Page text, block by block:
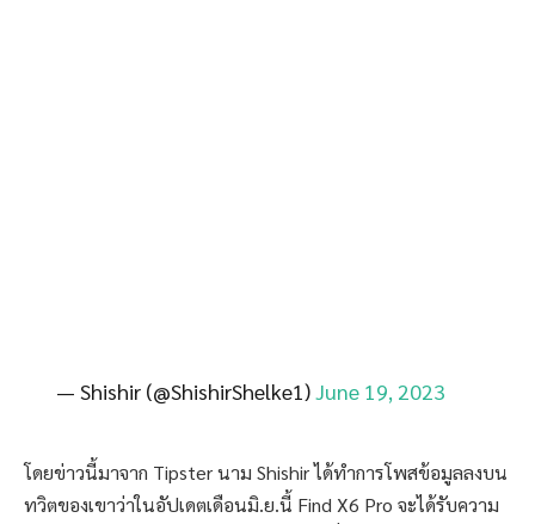
— Shishir (@ShishirShelke1)June 19, 2023
โดยข่าวนี้มาจาก Tipster นาม Shishir ได้ทำการโพสข้อมูลลงบน
ทวิตของเขาว่าในอัปเดตเดือนมิ.ย.นี้ Find X6 Pro จะได้รับความ